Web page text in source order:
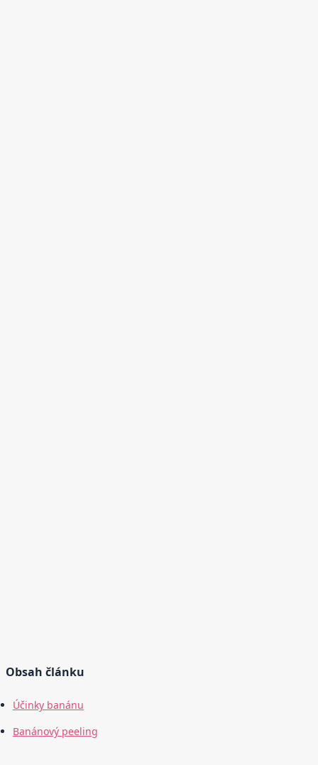
Obsah článku
Účinky banánu
Banánový peeling